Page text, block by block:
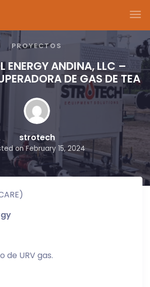
PROYECTOS
ENERGY ANDINA, LLC –
DE GAS DE TEA
onFebruary 15, 2024
strotech
de URV gas.